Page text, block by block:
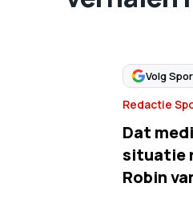
Volg
Redactie
Dat
situatie
Robin